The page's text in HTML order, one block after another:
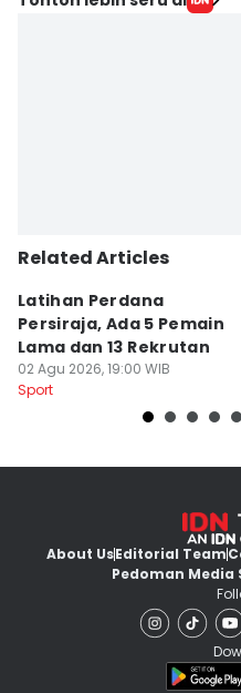
Related Articles
Latihan Perdana
Persiraja, Ada 5 Pemain
Lama dan 13 Rekrutan
02 Agu 2026, 19:00 WIB
Sport
About UsEditorial Team
Pedoman Media